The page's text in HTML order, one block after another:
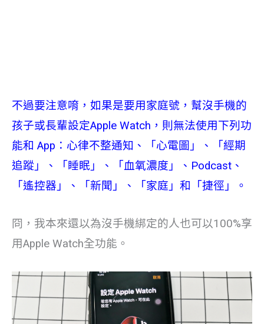
不過要注意唷，如果是要用家庭號，幫沒手機的
孩子或長輩設定Apple Watch，則無法使用下列功
能和 App：心律不整通知、「心電圖」、「經期
追蹤」、「睡眠」、「血氧濃度」、Podcast、
「遙控器」、「新聞」、「家庭」和「捷徑」。
冏，我本來還以為沒手機綁定的人也可以100%享
用Apple Watch全功能。